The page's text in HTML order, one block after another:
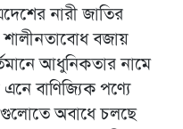
নারী জাতির
বজায়
আধুনিকতার নামে
বাণিজ্যিক পণ্যে
অবাধে চলছে